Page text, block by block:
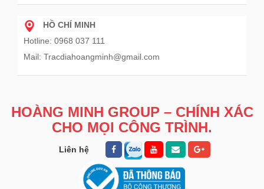
HỒ CHÍ MINH
Hotline: 0968 037 111
Mail: Tracdiahoangminh@gmail.com
HOÀNG MINH GROUP – CHÍNH XÁC
CHO MỌI CÔNG TRÌNH.
Liên hệ